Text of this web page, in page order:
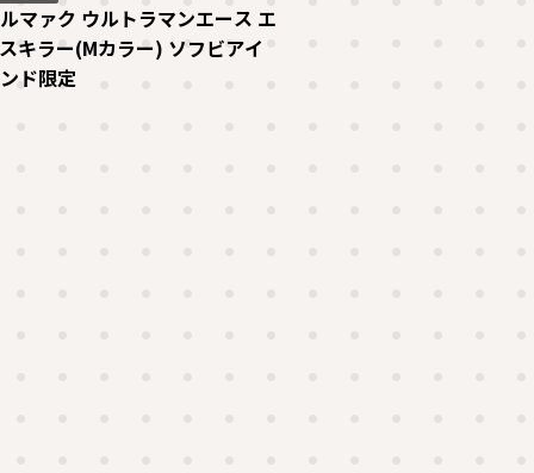
マァク ウルトラマンエース エ
キラー(Mカラー) ソフビアイ
ド限定